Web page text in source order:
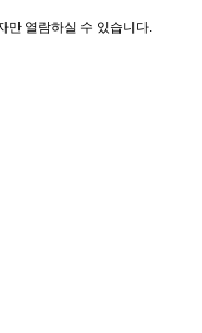
만 열람하실 수 있습니다.